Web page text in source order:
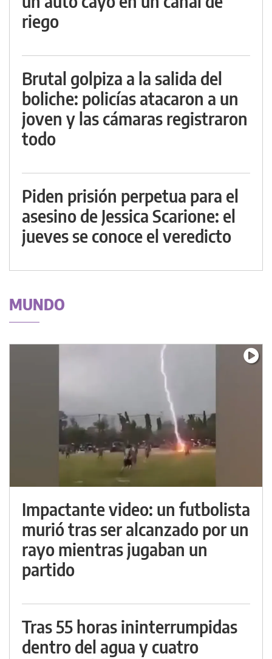
riego
Brutal golpiza a la salida del
boliche: policías atacaron a un
joven y las cámaras registraron
todo
Piden prisión perpetua para el
asesino de Jessica Scarione: el
jueves se conoce el veredicto
MUNDO
Impactante video: un futbolista
murió tras ser alcanzado por un
rayo mientras jugaban un
partido
Tras 55 horas ininterrumpidas
dentro del agua y cuatro